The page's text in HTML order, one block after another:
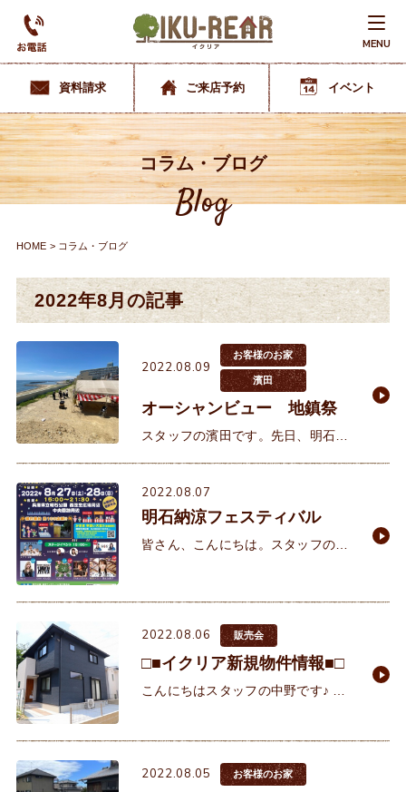
MENU
資料請求 ご来店予約 イベント
コラム・ブログ
Blog
HOME コラム・ブログ
2022年8月の記事
2022.08.09
お客様のお家
濱田
オーシャンビュー 地鎮祭
スタッフの濱田です。先日、明石市
行われました。目の前に広がる穏や
かな播磨灘と淡路島、姫路の家島
2022.08.07
明石納涼フェスティバル
皆さん、こんにちは。スタッフの小
た。激しい雷と、バケツをひっくり
返した様な豪雨でした。
2022.08.06 販売会
□■イクリア新規物件情報■□
こんにちはスタッフの中野です♪ 本
2022.08.05 お客様のお家